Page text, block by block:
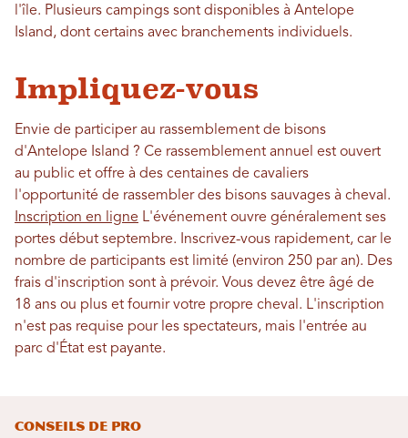
l'île. Plusieurs campings sont disponibles à Antelope
Island, dont certains avec branchements individuels.
Impliquez-vous
Envie de participer au rassemblement de bisons
d'Antelope Island ? Ce rassemblement annuel est ouvert
au public et offre à des centaines de cavaliers
l'opportunité de rassembler des bisons sauvages à cheval.
Inscription en ligne L'événement ouvre généralement ses
portes début septembre. Inscrivez-vous rapidement, car le
nombre de participants est limité (environ 250 par an). Des
frais d'inscription sont à prévoir. Vous devez être âgé de
18 ans ou plus et fournir votre propre cheval. L'inscription
n'est pas requise pour les spectateurs, mais l'entrée au
parc d'État est payante.
CONSEILS DE PRO